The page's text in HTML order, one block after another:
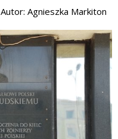
Autor: Agnieszka Markiton